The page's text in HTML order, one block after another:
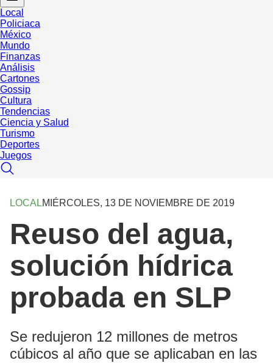
Local
Policiaca
México
Mundo
Finanzas
Análisis
Cartones
Gossip
Cultura
Tendencias
Ciencia y Salud
Turismo
Deportes
Juegos
LOCALMIÉRCOLES, 13 DE NOVIEMBRE DE 2019
Reuso del agua,
solución hídrica
probada en SLP
Se redujeron 12 millones de metros
cúbicos al año que se aplicaban en las